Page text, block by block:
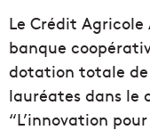
Le Crédit Agricole
banque
dotation totale
lauréates dans le
“L’innovation